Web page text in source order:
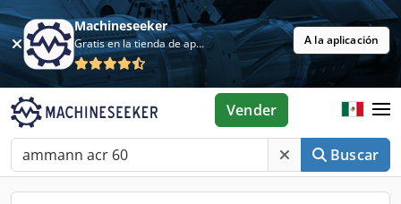
Machineseeker
Gratis en la tienda de aplicaciones A la aplicación
Buscar
Vender